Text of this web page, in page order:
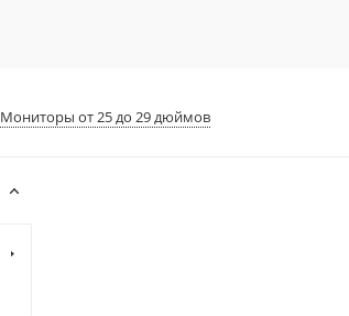
Мониторы от 25 до 29 дюймов